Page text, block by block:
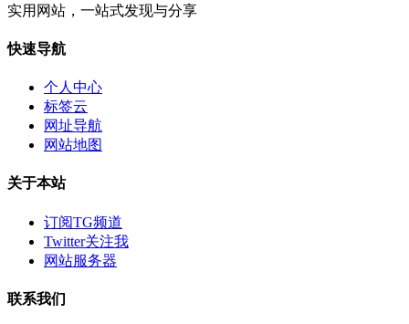
实用网站，一站式发现与分享
快速导航
个人中心
标签云
网址导航
网站地图
关于本站
订阅TG频道
Twitter关注我
网站服务器
联系我们